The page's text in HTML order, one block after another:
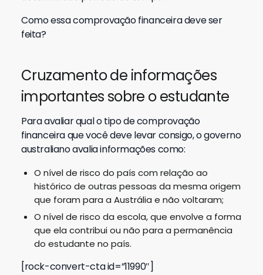
Como essa comprovação financeira deve ser
feita?
Cruzamento de informações
importantes sobre o estudante
Para avaliar qual o tipo de comprovação
financeira que você deve levar consigo, o governo
australiano avalia informações como:
O nível de risco do país com relação ao
histórico de outras pessoas da mesma origem
que foram para a Austrália e não voltaram;
O nível de risco da escola, que envolve a forma
que ela contribui ou não para a permanência
do estudante no país.
[rock-convert-cta id=”11990″]